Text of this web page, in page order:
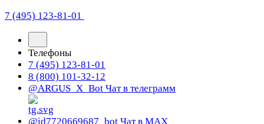
7 (495) 123-81-01
Телефоны
7 (495) 123-81-01
8 (800) 101-32-12
@ARGUS_X_Bot Чат в телеграмм
@id7720669687_bot Чат в МАХ